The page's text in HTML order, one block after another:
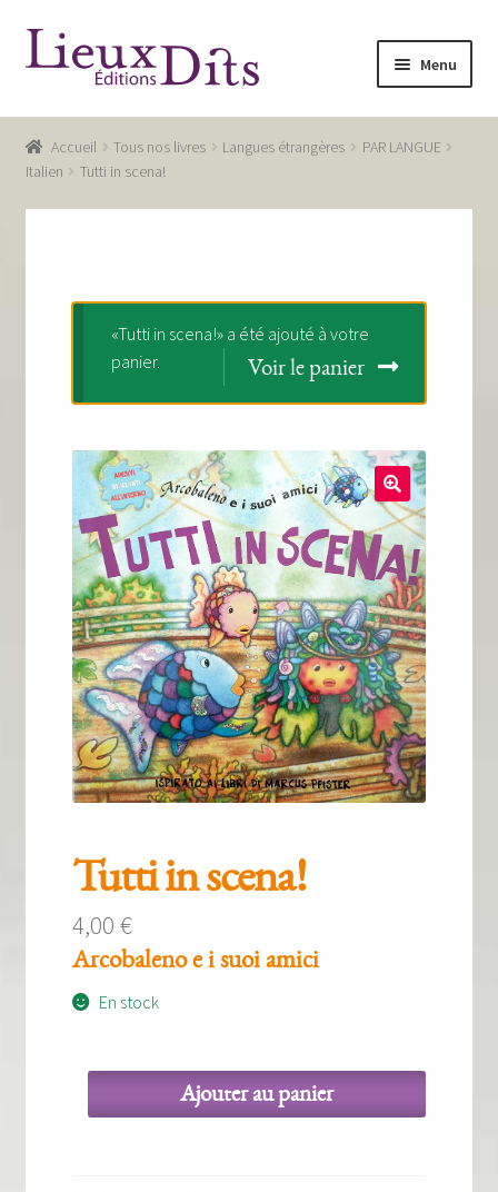
Aller
à
navigation
Aller
au
Menu
Accueil
Commande
Conditions générales de vente
Mentions légales / Données personnelles
Recevoir notre newsletter
Tous nos livres
La qualité Lieux Dits
Nous contacter
Qui sommes-nous ?
Les éditions Lieux Dits
Accueil Tous nos livres Langues étrangères
PAR LANGUE
Italien
Tutti in scena!
«Tutti in scena!» a été ajouté à votre
panier.
Voir le panier
Tutti in scena!
4,00 €
Arcobaleno e i suoi amici
En stock
Ajouter au panier